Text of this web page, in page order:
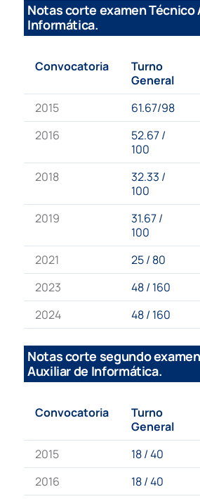
Notas corte examen Técnico
Informática.
Convocatoria
Turno
General
2015
61.67/98
2016
52.67 /
100
2018
32.33 /
100
2019
31.67 /
100
2021 25 / 80
2023
48 / 160
2024
48 / 160
Notas corte segundo
Auxiliar de Informática.
Convocatoria
Turno
General
2015
18 / 40
2016
18 / 40